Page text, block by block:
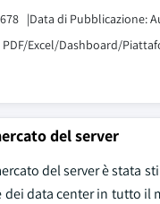
|Data di Pubblicazione:
Excel/Dashboard/
del server
del server è stata
dei data center in tutto